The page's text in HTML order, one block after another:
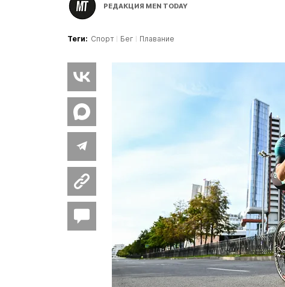
РЕДАКЦИЯ MEN TODAY
Теги: Спорт Бег Плавание